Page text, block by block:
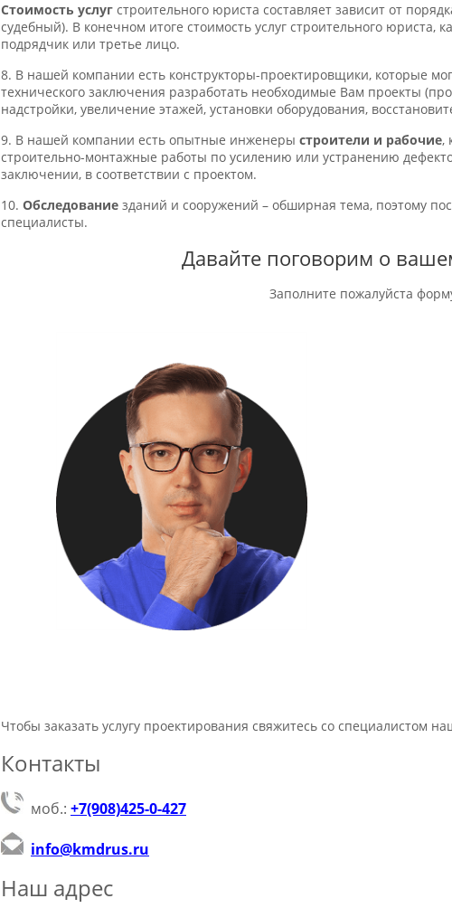
Стоимость услуг строительного юриста составляет зависит от
судебный). В конечном итоге стоимость услуг строительного юриста,
подрядчик или третье лицо.
8. В нашей компании есть конструкторы-проектировщики, которые
технического заключения разработать необходимые Вам проекты
надстройки, увеличение этажей, установки оборудования,
9. В нашей компании есть опытные инженеры строители и рабочие,
строительно-монтажные работы по усилению или устранению
заключении, в соответствии с проектом.
10. Обследование зданий и сооружений – обширная тема, поэтому
специалисты.
Давайте поговорим о
Заполните пожалуйста
Чтобы заказать услугу проектирования свяжитесь со специалистом
Контакты
моб.: +7(908)425-0-427
info@kmdrus.ru
Наш адрес